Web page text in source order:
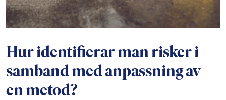
Hur identifierar man risker i
samband med anpassning av
en metod?